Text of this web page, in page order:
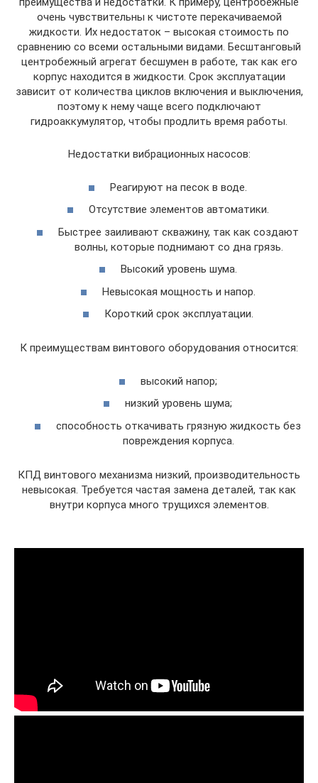
очень чувствительны к чистоте перекачиваемой
жидкости. Их недостаток – высокая стоимость по
сравнению со всеми остальными видами. Бесштанговый
центробежный агрегат бесшумен в работе, так как его
корпус находится в жидкости. Срок эксплуатации
зависит от количества циклов включения и выключения,
поэтому к нему чаще всего подключают
гидроаккумулятор, чтобы продлить время работы.
Недостатки вибрационных насосов:
Реагируют на песок в воде.
Отсутствие элементов автоматики.
Быстрее заиливают скважину, так как создают
волны, которые поднимают со дна грязь.
Высокий уровень шума.
Невысокая мощность и напор.
Короткий срок эксплуатации.
К преимуществам винтового оборудования относится:
высокий напор;
низкий уровень шума;
способность откачивать грязную жидкость без
повреждения корпуса.
КПД винтового механизма низкий, производительность
невысокая. Требуется частая замена деталей, так как
внутри корпуса много трущихся элементов.